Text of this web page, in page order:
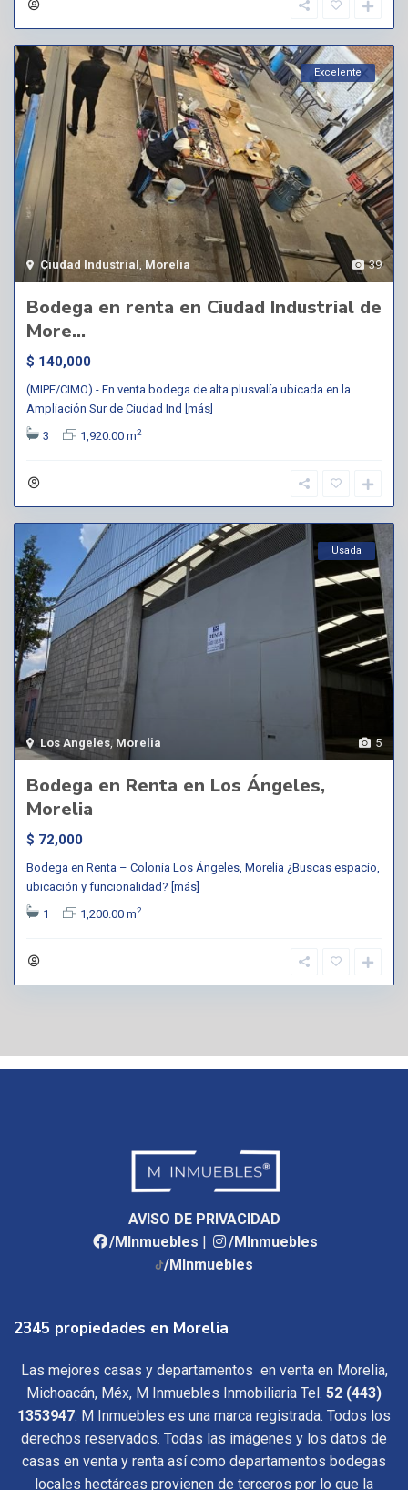
39
Ciudad Industrial Morelia
Excelente
Bodega en renta en Ciudad Industrial de
More...
$ 140,000
(MIPE/CIMO).- En venta bodega de alta plusvalía ubicada en la
Ampliación Sur de Ciudad Ind [más]
3
1,920.00 m2
5
Los Angeles, Morelia
Usada
Bodega en Renta en Los Ángeles,
Morelia
$ 72,000
Bodega en Renta – Colonia Los Ángeles, Morelia ¿Buscas espacio,
ubicación y funcionalidad? [más]
1
1,200.00 m2
AVISO DE PRIVACIDAD
/MInmuebles |
/MInmuebles
/MInmuebles
2345 propiedades en Morelia
Las mejores casas y departamentos en venta en Morelia,
Michoacán, Méx, M Inmuebles Inmobiliaria Tel. 52 (443)
1353947. M Inmuebles es una marca registrada. Todos los
derechos reservados. Todas las imágenes y los datos de
casas en venta y renta así como departamentos bodegas
locales hectáreas provienen de terceros por lo que la